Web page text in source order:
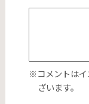
※コメントはイ
ざいます。